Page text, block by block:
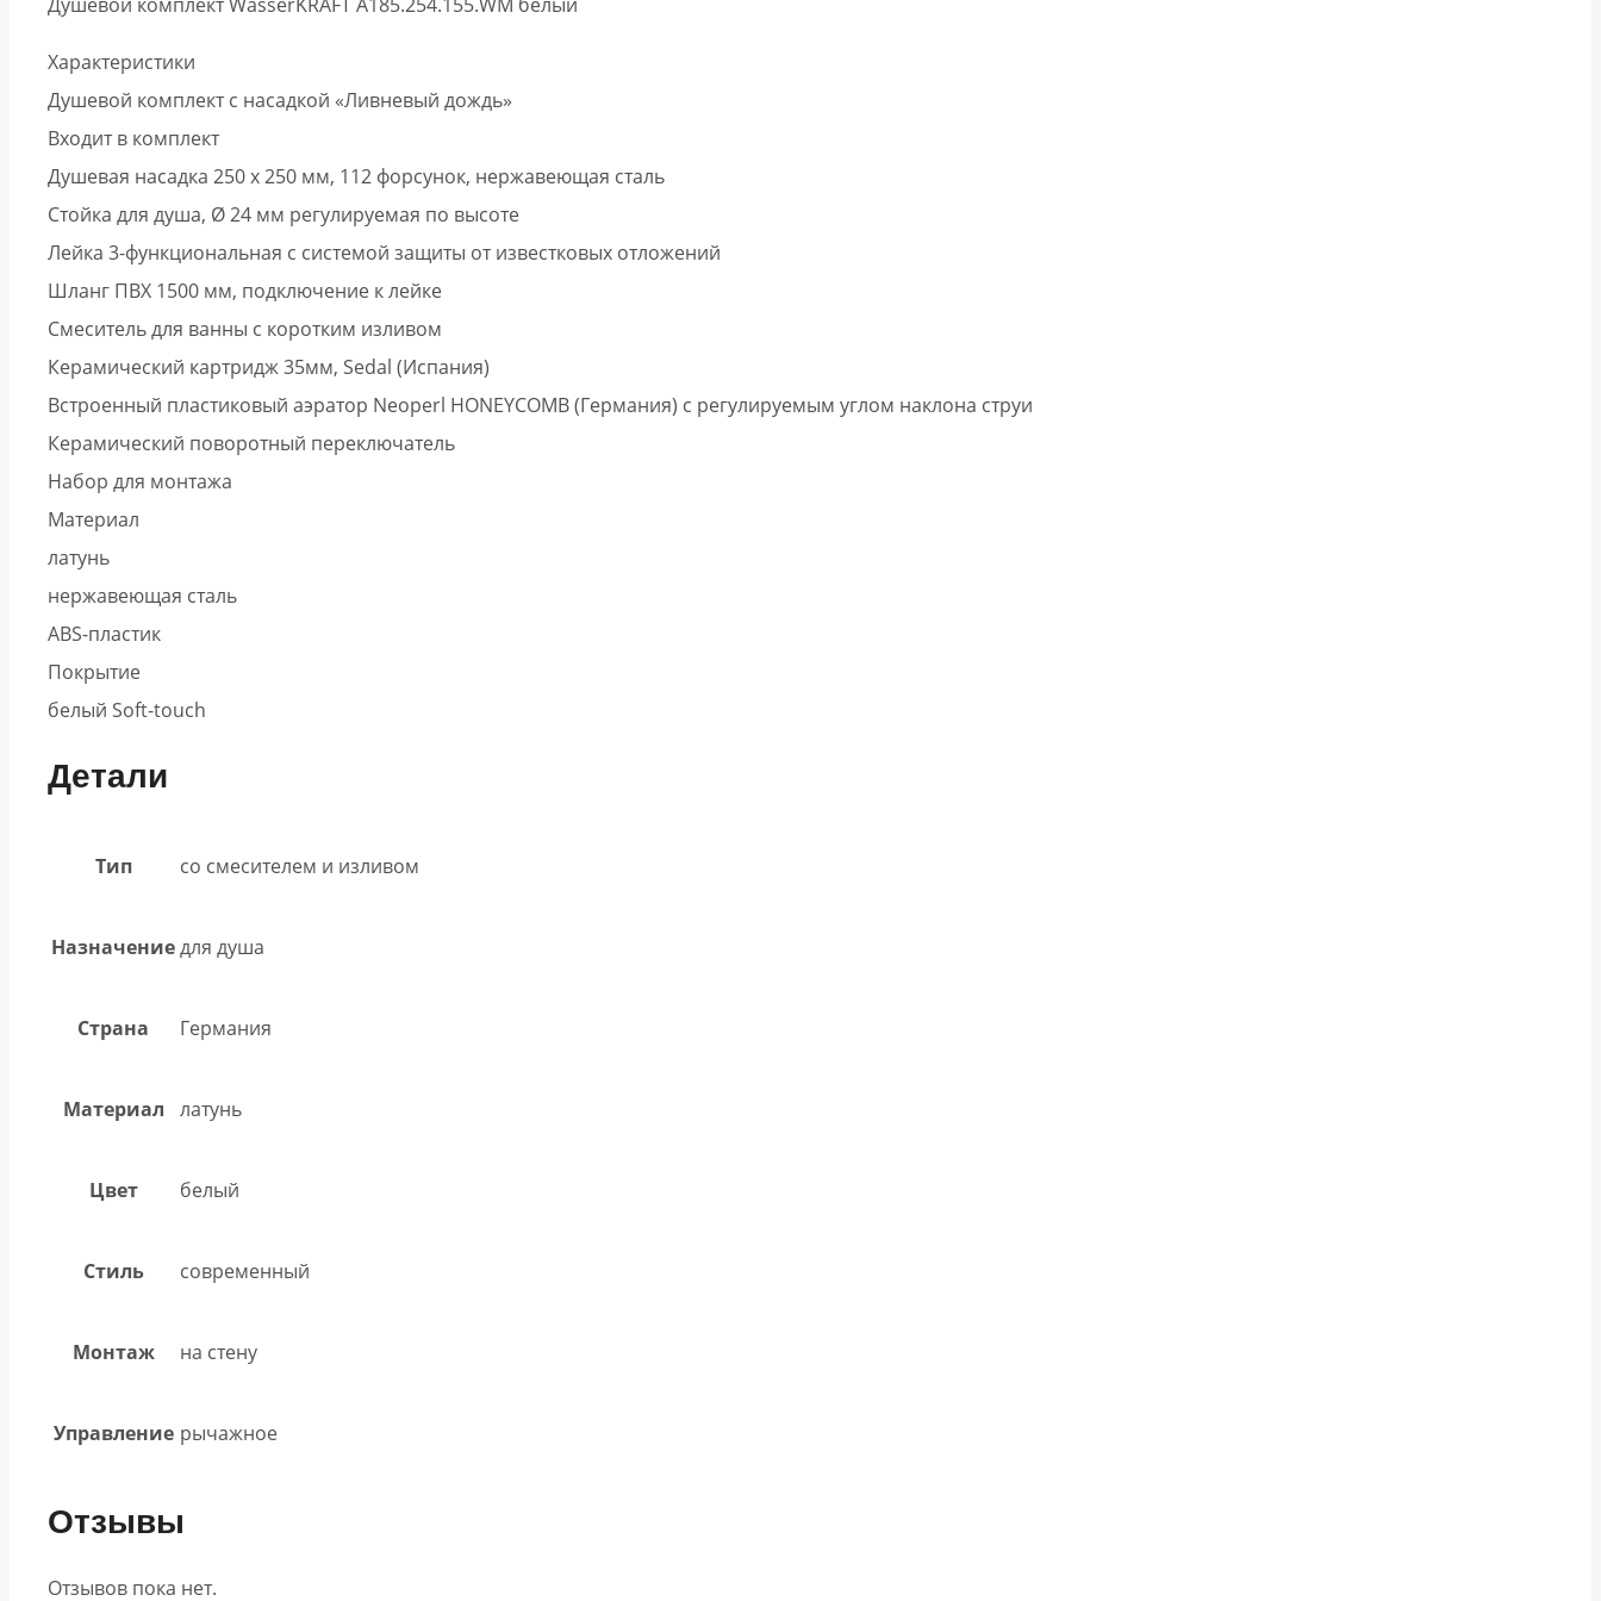
Характеристики
Душевой комплект с насадкой «Ливневый дождь»
Входит в комплект
Душевая насадка 250 x 250 мм, 112 форсунок, нержавеющая сталь
Стойка для душа, Ø 24 мм регулируемая по высоте
Лейка 3-функциональная с системой защиты от известковых отложений
Шланг ПВХ 1500 мм, подключение к лейке
Смеситель для ванны с коротким изливом
Керамический картридж 35мм, Sedal (Испания)
Встроенный пластиковый аэратор Neoperl HONEYCOMB (Германия) с регулируемым углом наклона струи
Керамический поворотный переключатель
Набор для монтажа
Материал
латунь
нержавеющая сталь
ABS-пластик
Покрытие
белый Soft-touch
Детали
Тип со смесителем и изливом
Назначениедля душа
Страна Германия
Материал латунь
Цвет белый
Стиль современный
Монтаж на стену
Управление рычажное
Отзывы
Отзывов пока нет.